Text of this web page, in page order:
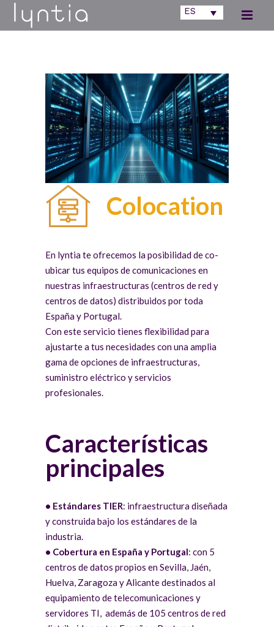
ES
Colocation
En lyntia te ofrecemos la posibilidad de co-
ubicar tus equipos de comunicaciones en
nuestras infraestructuras (centros de red y
centros de datos) distribuidos por toda
España y Portugal.
Con este servicio tienes flexibilidad para
ajustarte a tus necesidades con una amplia
gama de opciones de infraestructuras,
suministro eléctrico y servicios
profesionales.
Características
principales
• Estándares TIER: infraestructura diseñada
y construida bajo los estándares de la
industria.
• Cobertura en España y Portugal: con 5
centros de datos propios en Sevilla, Jaén,
Huelva, Zaragoza y Alicante destinados al
equipamiento de telecomunicaciones y
servidores TI, además de 105 centros de red